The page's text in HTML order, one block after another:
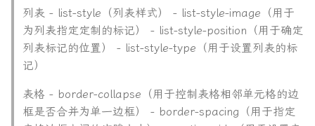
列表 - list-style（列表样式） - list-style-image（用于
为列表指定定制的标记） - list-style-position（用于确定
列表标记的位置） - list-style-type（用于设置列表的标
记）
表格 - border-collapse（用于控制表格相邻单元格的边
框是否合并为单一边框） - border-spacing（用于指定